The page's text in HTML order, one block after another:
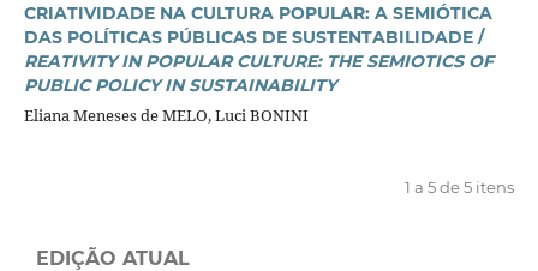
CRIATIVIDADE NA CULTURA POPULAR: A SEMIÓTICA
DAS POLÍTICAS PÚBLICAS DE SUSTENTABILIDADE /
REATIVITY IN POPULAR CULTURE: THE SEMIOTICS OF
PUBLIC POLICY IN SUSTAINABILITY
Eliana Meneses de MELO, Luci BONINI
1 a 5 de 5 itens
EDIÇÃO ATUAL